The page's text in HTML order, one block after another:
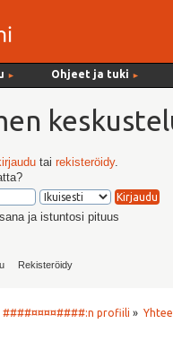
► Ohjeet ja tuki ►
tairekisteröidy.
ja istuntosi pituus
Rekisteröidy
####¤¤¤¤####:n profiili »